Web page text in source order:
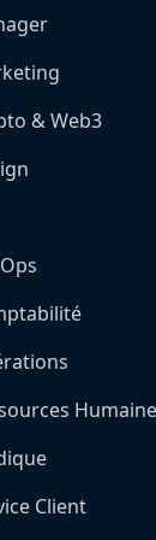
& Web3
Client